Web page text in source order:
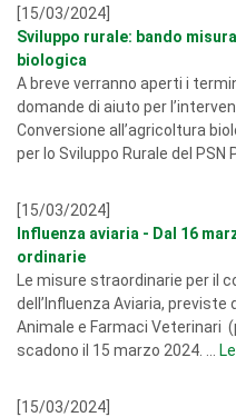
[15/03/2024]
Sviluppo rurale: bando
biologica
A breve verranno aperti i
domande di aiuto per
Conversione all’agricoltura
per lo Sviluppo Rurale del PSN
[15/03/2024]
Influenza aviaria - Dal 16
ordinarie
Le misure straordinarie per il
dell’Influenza Aviaria,
Animale e Farmaci Veterinari
scadono il 15 marzo 2024. ...
[15/03/2024]